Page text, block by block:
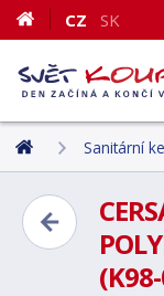
CZ SK
Sanitární